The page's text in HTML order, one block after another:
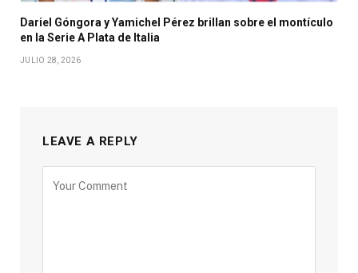
Dariel Góngora y Yamichel Pérez brillan sobre el montículo
en la Serie A Plata de Italia
JULIO 28, 2026
LEAVE A REPLY